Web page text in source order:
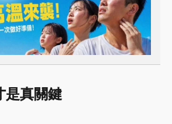
是真關鍵